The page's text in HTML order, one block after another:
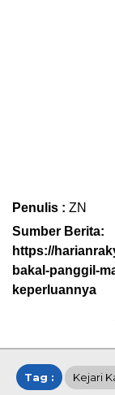
Penulis : ZN
Sumber Berita:
https://
bakal-panggil-
keperluannya
Tag : Kejari